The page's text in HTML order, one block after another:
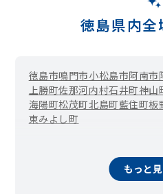
徳島県内
徳島市鳴門市小松島市阿南市
上勝町佐那河内村石井町神山
海陽町松茂町北島町藍住町板
東みよし町
もっと